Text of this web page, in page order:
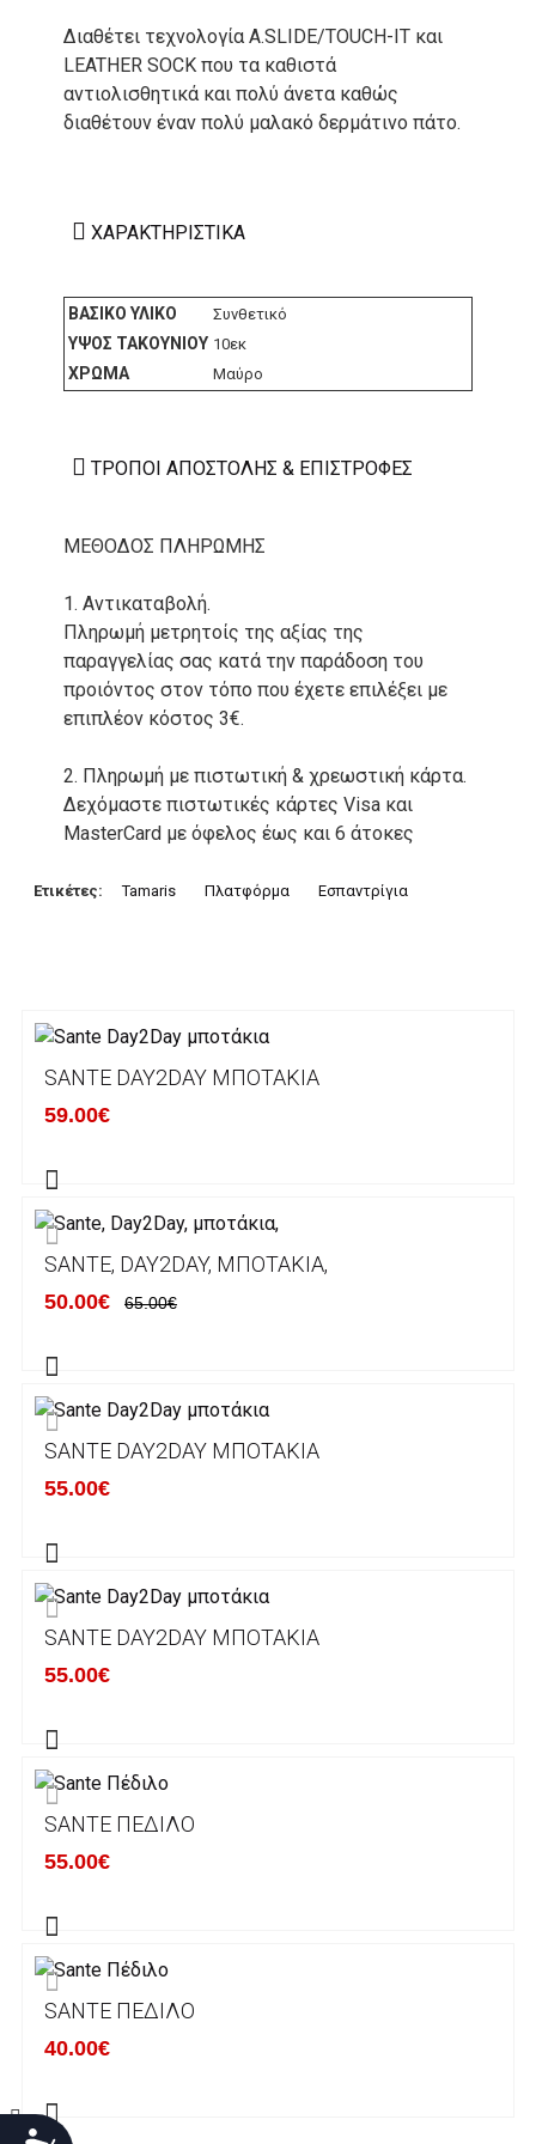
Διαθέτει τεχνολογία A.SLIDE/TOUCH-IT και
LEATHER SOCK που τα καθιστά
αντιολισθητικά και πολύ άνετα καθώς
διαθέτουν έναν πολύ μαλακό δερμάτινο πάτο.
ΧΑΡΑΚΤΗΡΙΣΤΙΚΆ
ΒΑΣΙΚΌ ΥΛΙΚΌ Συνθετικό
ΎΨΟΣ ΤΑΚΟΥΝΙΟΎ 10εκ
ΧΡΏΜΑ Μαύρο
ΤΡΌΠΟΙ ΑΠΟΣΤΟΛΉΣ & ΕΠΙΣΤΡΟΦΈΣ
ΜΕΘΟΔΟΣ ΠΛΗΡΩΜΗΣ
1. Αντικαταβολή.
Πληρωμή μετρητοίς της αξίας της
παραγγελίας σας κατά την παράδοση του
προιόντος στον τόπο που έχετε επιλέξει με
επιπλέον κόστος 3€.
2. Πληρωμή με πιστωτική & χρεωστική κάρτα.
Δεχόμαστε πιστωτικές κάρτες Visa και
MasterCard με όφελος έως και 6 άτοκες
μας κατάστημα πραγρατοποιούνται μέσα από
Λογαριασμό.
κάποιον απο τους ακόλουθους τραπεζικούς
λογαριασμούς:
ΕΞΟΔΑ ΑΠΟΣΤΟΛΗΣ
ΕΛΛΑΔΑ
μεταφορικών 2€ για αγορές κάτω των 50€
Τα προϊόντα που παραγγέλνει ο χρήστης μέσω
του ηλεκτρονικού καταστήματος lablanca.gr
Χρόνος Διεκπεραίωσης Παραγγελιών:
ΠΟΛΙΤΙΚΗ ΕΠΙΣΤΡΟΦΩΝ
αντικατάστασή του με άλλο μέγεθος ή άλλο
προιόν.
Βασική προυπόθεση για την επιστροφή του
να μην έχει επέλθει καμία φθορά σε αυτό.
Ετικέτες: Tamaris Πλατφόρμα Εσπαντρίγια
SANTE DAY2DAY ΜΠΟΤΆΚΙΑ
59.00€
SANTE, DAY2DAY, ΜΠΟΤΆΚΙΑ,
50.00€ 65.00€
SANTE DAY2DAY ΜΠΟΤΆΚΙΑ
55.00€
SANTE DAY2DAY ΜΠΟΤΆΚΙΑ
55.00€
SANTE ΠΈΔΙΛΟ
55.00€
SANTE ΠΈΔΙΛΟ
40.00€